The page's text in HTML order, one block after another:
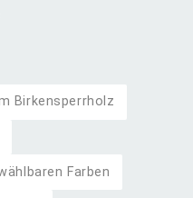
Birkensperrholz
Farben